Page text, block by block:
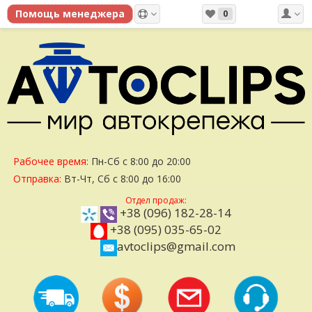
0
Рабочее время: Пн-Сб с 8:00 до 20:00
Отправка: Вт-Чт, Сб с 8:00 до 16:00
Отдел продаж:
+38 (096) 182-28-14
+38 (095) 035-65-02
avtoclips@gmail.com